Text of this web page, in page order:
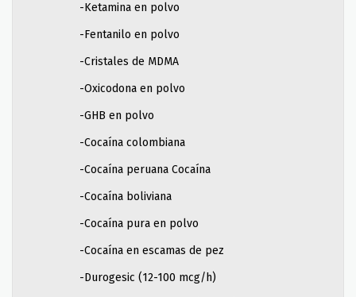
-Ketamina en polvo
-Fentanilo en polvo
-Cristales de MDMA
-Oxicodona en polvo
-GHB en polvo
-Cocaína colombiana
-Cocaína peruana Cocaína
-Cocaína boliviana
-Cocaína pura en polvo
-Cocaína en escamas de pez
-Durogesic (12-100 mcg/h)